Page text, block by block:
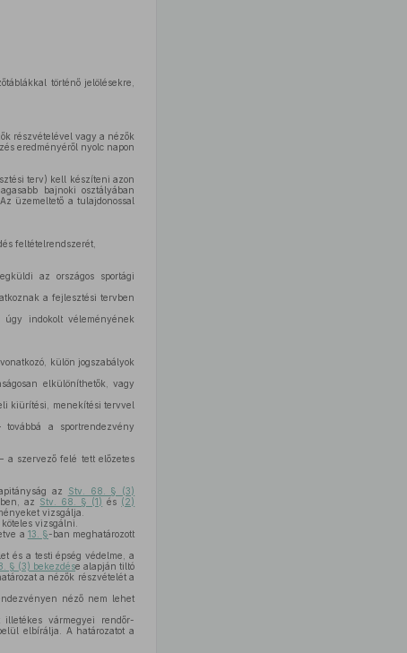
történő jelölésekre,
részvételével vagy a nézők
eredményéről nyolc napon
terv) kell készíteni azon
bajnoki osztályában
üzemeltető a tulajdonossal
feltételrendszerét,
az országos sportági
a fejlesztési tervben
indokolt véleményének
külön jogszabályok
elkülöníthetők, vagy
kiürítési, menekítési tervvel
a sportrendezvény
a szervező felé tett előzetes
az
Stv. 68. § (3)
az Stv. 68. § (1) és (2)
vizsgálja.
vizsgálni.
a 13. §-ban meghatározott
és a testi épség védelme, a
§ (3) bekezdése alapján tiltó
a nézők részvételét a
néző nem lehet
vármegyei rendőr-
elbírálja. A határozatot a